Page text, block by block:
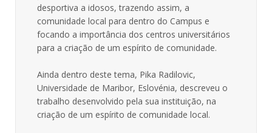
desportiva a idosos, trazendo assim, a
comunidade local para dentro do Campus e
focando a importância dos centros universitários
para a criação de um espírito de comunidade.
Ainda dentro deste tema, Pika Radilovic,
Universidade de Maribor, Eslovénia, descreveu o
trabalho desenvolvido pela sua instituição, na
criação de um espírito de comunidade local.